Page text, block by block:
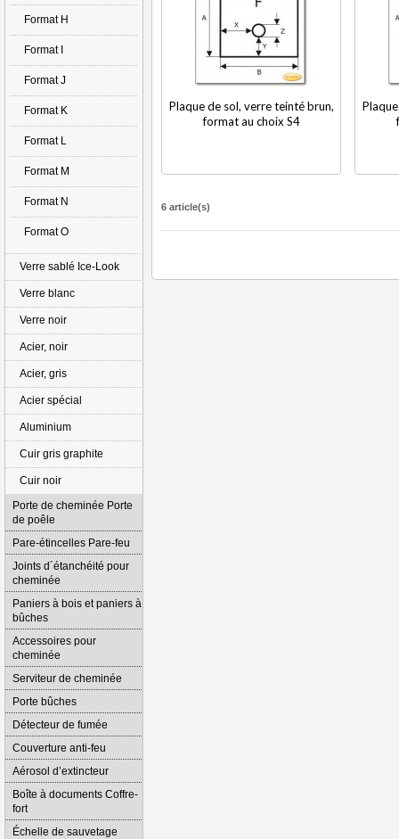
Plaque de sol, verre teinté brun,
format au choix S4
6 article(s)
Format H
Format I
Format J
Format K
Format L
Format M
Format N
Format O
Verre sablé Ice-Look
Verre blanc
Verre noir
Acier, noir
Acier, gris
Acier spécial
Aluminium
Cuir gris graphite
Cuir noir
Porte de cheminée Porte
de poêle
Pare-étincelles Pare-feu
Joints d´étanchéité pour
cheminée
Paniers à bois et paniers à
bûches
Accessoires pour
cheminée
Serviteur de cheminée
Porte bûches
Détecteur de fumée
Couverture anti-feu
Aérosol d’extincteur
Boîte à documents Coffre-
fort
Échelle de sauvetage